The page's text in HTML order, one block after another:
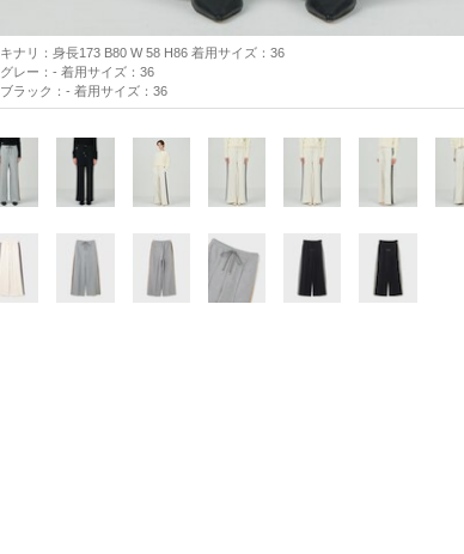
キナリ：身長173 B80 W 58 H86 着用サイズ：36
グレー：- 着用サイズ：36
ブラック：- 着用サイズ：36